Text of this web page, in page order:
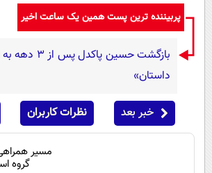
پربیننده ترین پست همین یک ساعت اخیر
بازگشت حسین
داستان»
خبر بعد نظرات کاربران
مسیر
گروه